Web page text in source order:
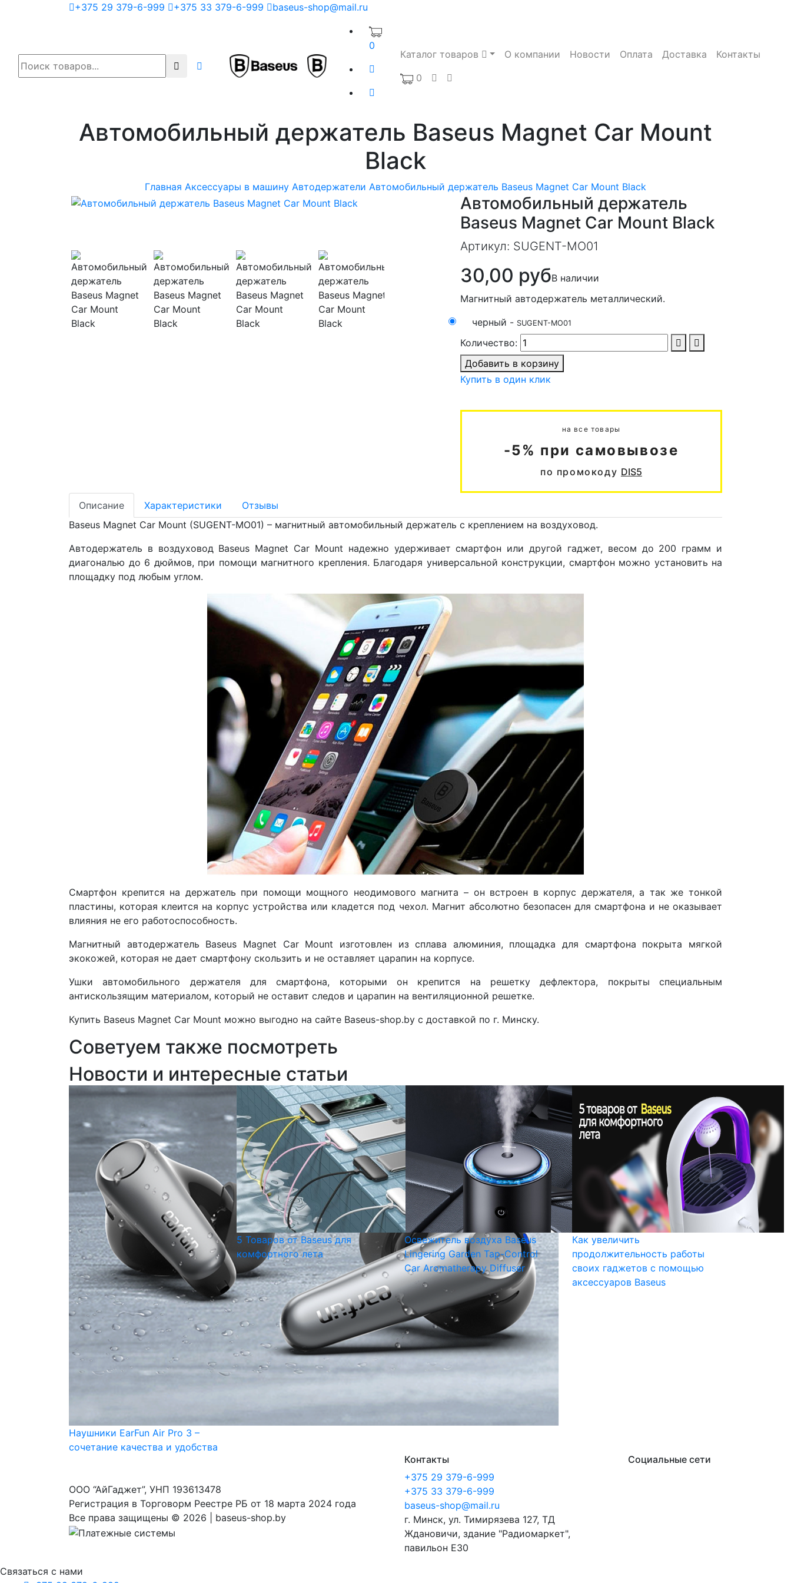
+375 29 379-6-999 +375 33 379-6-999 baseus-shop@mail.ru
0
Каталог товаров О компании Новости Оплата Доставка
Контакты
0
Автомобильный держатель Baseus Magnet Car Mount
Black
Главная Аксессуары в машину Автодержатели Автомобильный держатель Baseus Magnet Car Mount Black
Автомобильный держатель
Baseus Magnet Car Mount Black
Артикул: SUGENT-MO01
30,00 рубВ наличии
Магнитный автодержатель металлический.
черный - SUGENT-MO01
Количество:
Добавить в корзину
Купить в один клик
на все товары
-5% при самовывозе
по промокоду DIS5
Описание Характеристики
Отзывы
Baseus Magnet Car Mount (SUGENT-MO01) – магнитный автомобильный держатель с креплением на воздуховод.
Автодержатель в воздуховод Baseus Magnet Car Mount надежно удерживает смартфон или другой гаджет, весом до 200 грамм и
диагональю до 6 дюймов, при помощи магнитного крепления. Благодаря универсальной конструкции, смартфон можно установить на
площадку под любым углом.
Смартфон крепится на держатель при помощи мощного неодимового магнита – он встроен в корпус держателя, а так же тонкой
пластины, которая клеится на корпус устройства или кладется под чехол. Магнит абсолютно безопасен для смартфона и не оказывает
влияния не его работоспособность.
Магнитный автодержатель Baseus Magnet Car Mount изготовлен из сплава алюминия, площадка для смартфона покрыта мягкой
экокожей, которая не дает смартфону скользить и не оставляет царапин на корпусе.
Ушки автомобильного держателя для смартфона, которыми он крепится на решетку дефлектора, покрыты специальным
антискользящим материалом, который не оставит следов и царапин на вентиляционной решетке.
Купить Baseus Magnet Car Mount можно выгодно на сайте Baseus-shop.by с доставкой по г. Минску.
Советуем также посмотреть
Новости и интересные статьи
Наушники EarFun Air Pro 3 –
сочетание качества и удобства
5 Товаров от Baseus для
комфортного лета
Освежитель воздуха Baseus
Lingering Garden Tap-Control
Car Aromatherapy Diffuser
Как увеличить
продолжительность работы
своих гаджетов с помощью
аксессуаров Baseus
ООО “АйГаджет”, УНП 193613478
Регистрация в Торговорм Реестре РБ от 18 марта 2024 года
Все права защищены © 2026 | baseus-shop.by
Контакты
+375 29 379-6-999
+375 33 379-6-999
baseus-shop@mail.ru
г. Минск, ул. Тимирязева 127, ТД
Ждановичи, здание "Радиомаркет",
павильон E30
Социальные сети
Связаться с нами